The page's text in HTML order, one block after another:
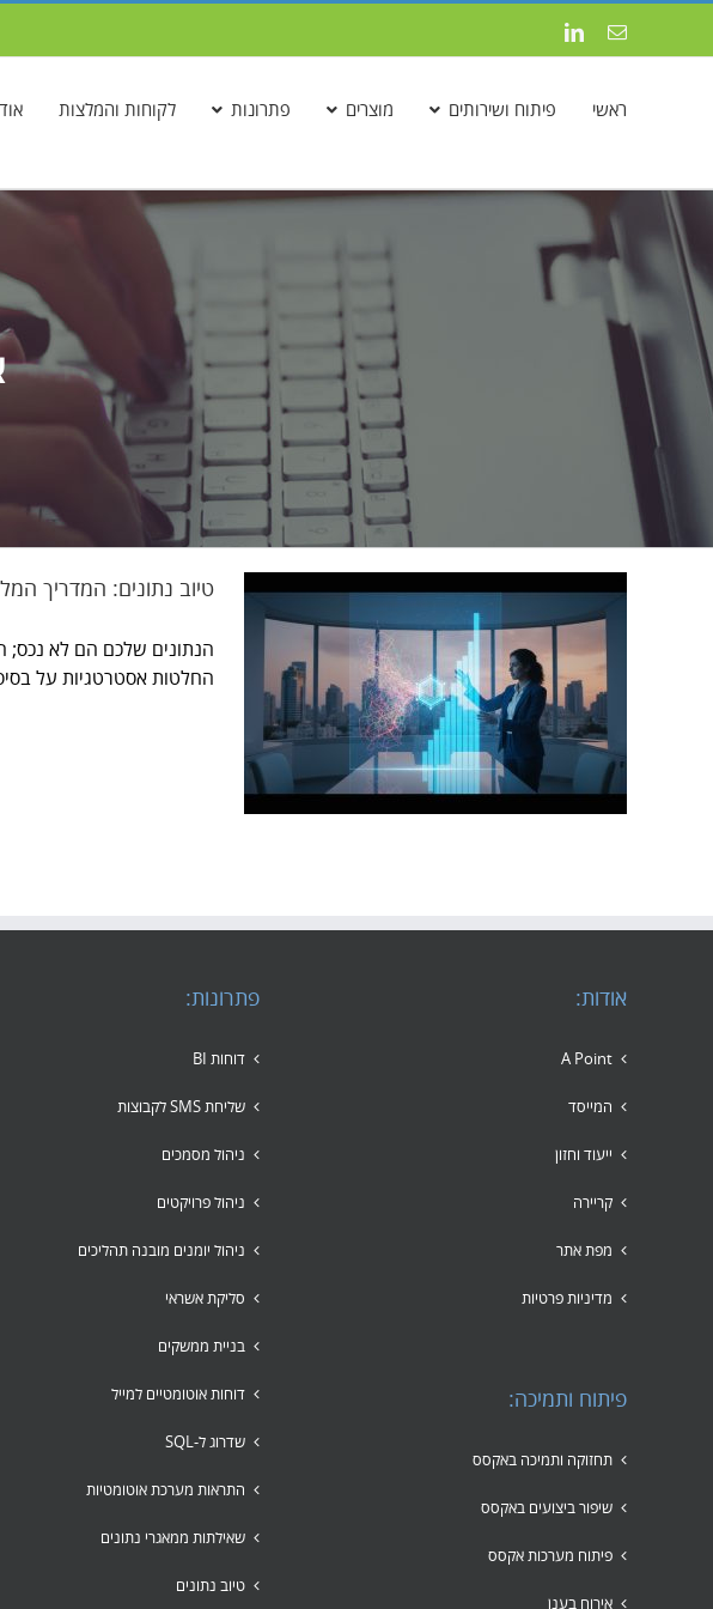
כתובתLinkedIn
ראשי פיתוח ושירותים מוצרים פתרונות לקוחות והמלצות
טיוב נתונים: המדריך
החלטות אסטרטגיות על
אודות:
A Point
המייסד
ייעוד וחזון
קריירה
מפת אתר
מדיניות פרטיות
פיתוח ותמיכה:
תחזוקה ותמיכה באקסס
שיפור ביצועים באקסס
פיתוח מערכות אקסס
אירוח בענן
פתרונות:
דוחות BI
שליחת SMS לקבוצות
ניהול מסמכים
ניהול פרויקטים
ניהול יומנים מובנה תהליכים
סליקת אשראי
בניית ממשקים
דוחות אוטומטיים למייל
שדרוג ל-SQL
התראות מערכת אוטומטיות
שאילתות ממאגרי נתונים
טיוב נתונים